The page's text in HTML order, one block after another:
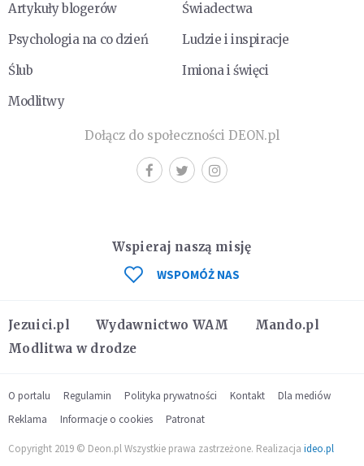
Artykuły blogerów
Świadectwa
Psychologia na co dzień
Ludzie i inspiracje
Ślub
Imiona i święci
Modlitwy
Dołącz do społeczności DEON.pl
Jezuici.pl Wydawnictwo WAM
Mando.pl
Modlitwa w drodze
Wspieraj naszą misję
WSPOMÓŻ NAS
O portalu Regulamin Polityka prywatności Kontakt
Dla mediów
Reklama
Informacje o cookies Patronat
Copyright 2019 © Deon.pl Wszystkie prawa zastrzeżone. Realizacja ideo.pl